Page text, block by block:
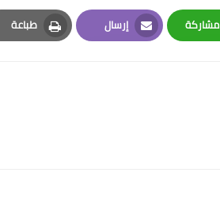
مشاركة
Whatsapp
إرسال
Email
طباعة
Print